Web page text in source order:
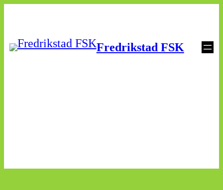
content
Fredrikstad FSK